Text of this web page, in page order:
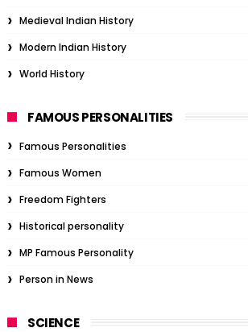
Medieval Indian History
Modern Indian History
World History
FAMOUS PERSONALITIES
Famous Personalities
Famous Women
Freedom Fighters
Historical personality
MP Famous Personality
Person in News
SCIENCE